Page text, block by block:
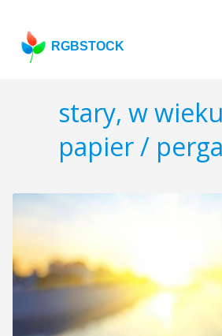
RGBSTOCK
stary, w wieku
papier /